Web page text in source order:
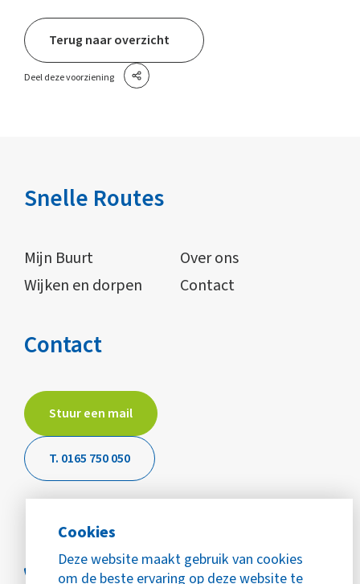
Cookies
Deze website maakt gebruik van cookies
om de beste ervaring op deze website te
Terug naar overzicht
Deel deze voorziening
Snelle Routes
Mijn Buurt
Over ons
Wijken en dorpen
Contact
Contact
Stuur een mail
T. 0165 750 050